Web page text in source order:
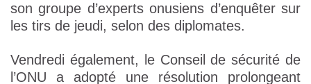
son groupe d’experts onusiens d’enquêter sur
les tirs de jeudi, selon des diplomates.
Vendredi également, le Conseil de sécurité de
l’ONU a adopté une résolution prolongeant